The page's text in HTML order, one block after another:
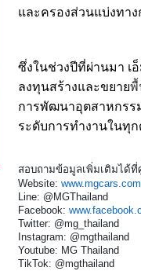
และครองส่วนแบ่งทา
ซึ่งในช่วงปีที่ผ่านมา เ
ลงทุนสร้างและขยาย
การพัฒนาอุตสาหกรร
ระดับการทำงานในทุ
สอบถามข้อมูลเพิ่มเติมได้
Website: www.mgcars.com
Line: @MGThailand
Facebook:
Twitter: @mg_thailand
Instagram: @mgthailand
Youtube: MG Thailand
TikTok: @mgthailand